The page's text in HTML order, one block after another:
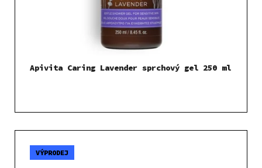
Apivita Caring Lavender sprchový gel 250 ml
VÝPRODEJ